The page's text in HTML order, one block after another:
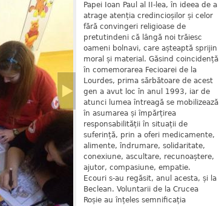
Papei Ioan Paul al II-lea, în ideea de a
atrage atenția credincioșilor și celor
fără convingeri religioase de
pretutindeni că lângă noi trăiesc
oameni bolnavi, care așteaptă sprijin
moral și material. Găsind coincidență
în comemorarea Fecioarei de la
Lourdes, prima sărbătoare de acest
gen a avut loc în anul 1993, iar de
atunci lumea întreagă se mobilizează
în asumarea și împărțirea
responsabilității în situații de
suferință, prin a oferi medicamente,
alimente, îndrumare, solidaritate,
conexiune, ascultare, recunoaștere,
ajutor, compasiune, empatie.
Ecouri s-au regăsit, anul acesta, și la
Beclean. Voluntarii de la Crucea
Roșie au înțeles semnificația